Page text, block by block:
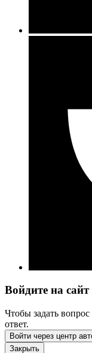
Войдите на сайт
Чтобы задать
ответ.
Войти через центр
Закрыть